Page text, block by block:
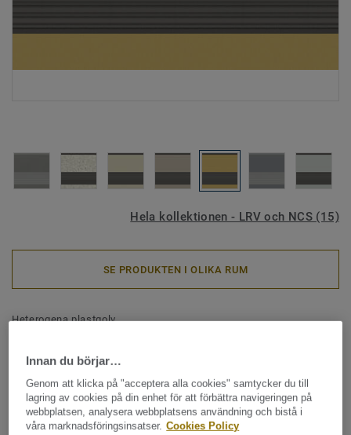
Hela kollektionen - LRV och NCS (15)
SE PRODUKTEN I OLIKA RUM
Heterogena plastgolv
DEEP YELLOW
Tapiflex stairs är Tarketts heterogena vinylgolv för trappor.
Golvet har integrerad trappnos med halkhämning och
Innan du börjar…
Genom att klicka på "acceptera alla cookies" samtycker du till
lagring av cookies på din enhet för att förbättra navigeringen på
webbplatsen, analysera webbplatsens användning och bistå i
våra marknadsföringsinsatser. Cookies Policy